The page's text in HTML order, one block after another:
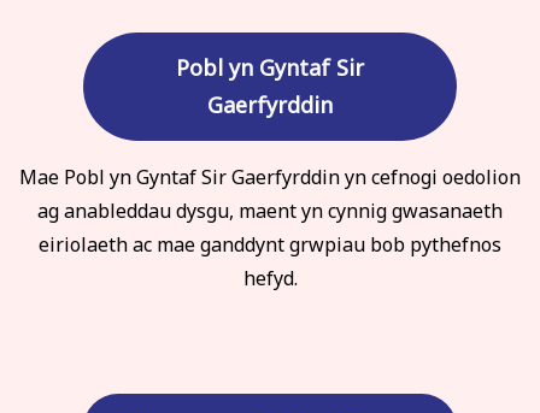
Pobl yn Gyntaf Sir
Gaerfyrddin
Mae Pobl yn Gyntaf Sir Gaerfyrddin yn cefnogi oedolion
ag anableddau dysgu, maent yn cynnig gwasanaeth
eiriolaeth ac mae ganddynt grwpiau bob pythefnos
hefyd.